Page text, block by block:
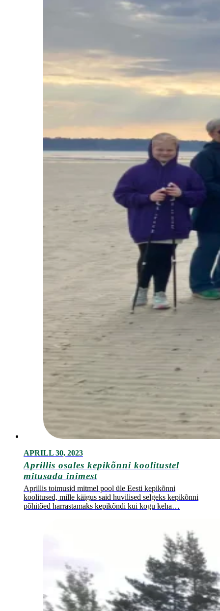
APRILL 30, 2023
Aprillis osales kepikõnni koolitustel
mitusada inimest
Aprillis toimusid mitmel pool üle Eesti kepikõnni
koolitused, mille käigus said huvilised selgeks kepikõnni
põhitõed harrastamaks kepikõndi kui kogu keha…